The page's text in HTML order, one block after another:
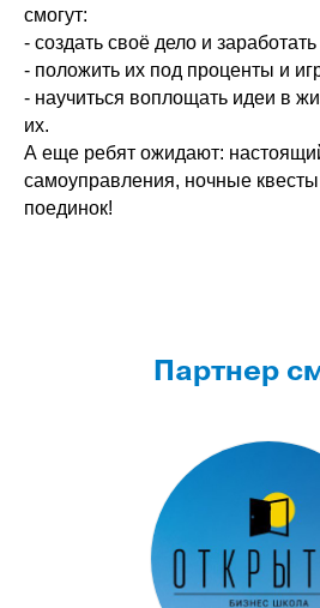
смогут:
- создать своё дело и заработать
- положить их под проценты и
- научиться воплощать идеи в
их.
А еще ребят ожидают:
самоуправления, ночные
поединок!
Партнер